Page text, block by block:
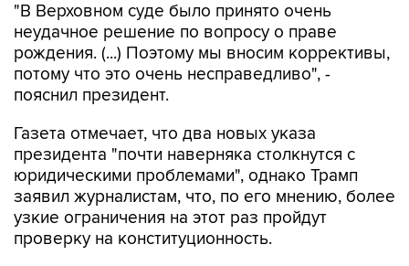
"В Верховном суде было принято очень
неудачное решение по вопросу о праве
рождения. (...) Поэтому мы вносим коррективы,
потому что это очень несправедливо", -
пояснил президент.
Газета отмечает, что два новых указа
президента "почти наверняка столкнутся с
юридическими проблемами", однако Трамп
заявил журналистам, что, по его мнению, более
узкие ограничения на этот раз пройдут
проверку на конституционность.